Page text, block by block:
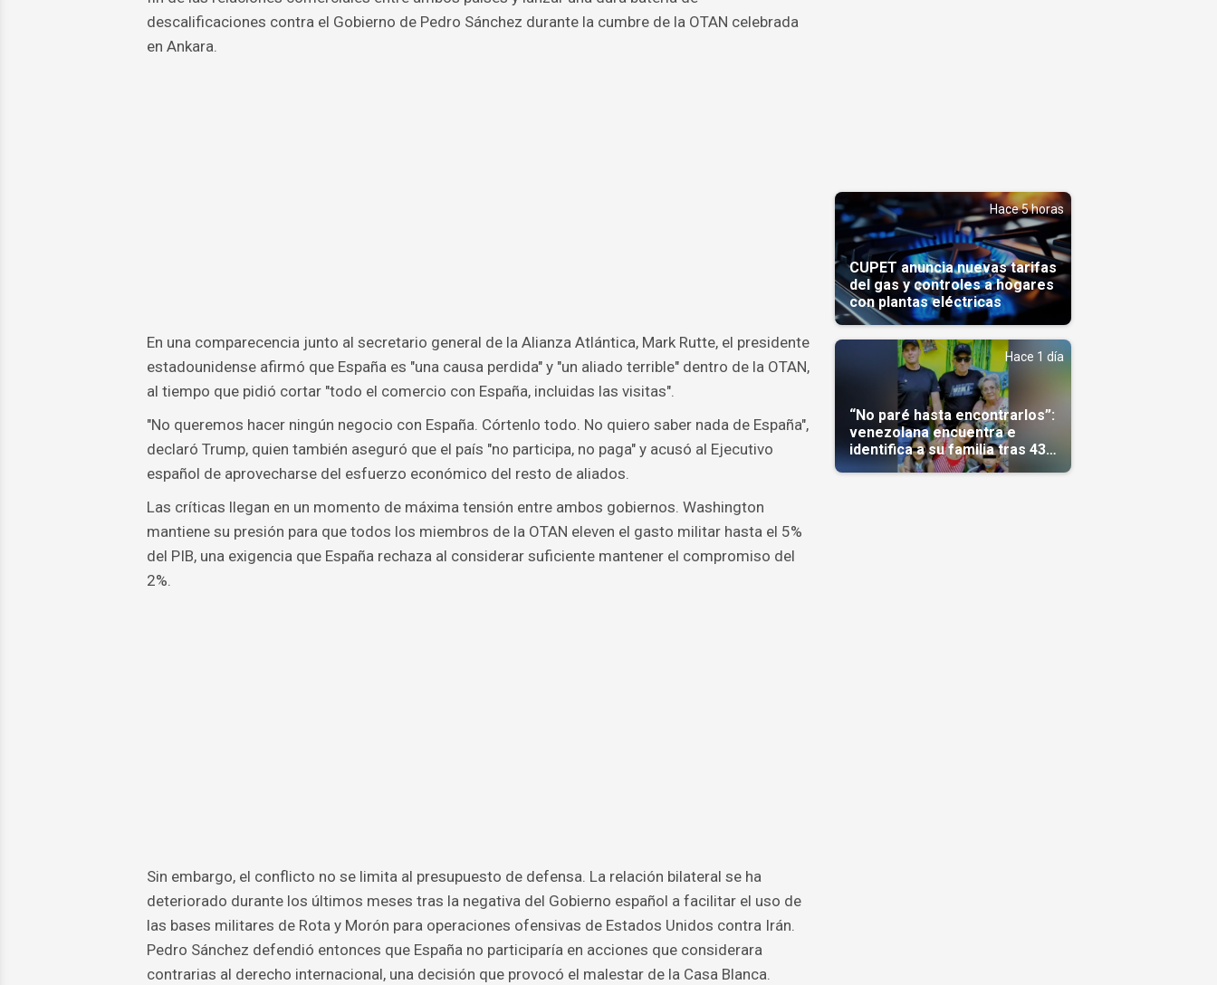
descalificaciones contra el Gobierno de Pedro Sánchez durante la cumbre de la OTAN celebrada
en Ankara.
En una comparecencia junto al secretario general de la Alianza Atlántica, Mark Rutte, el presidente
estadounidense afirmó que España es "una causa perdida" y "un aliado terrible" dentro de la OTAN,
al tiempo que pidió cortar "todo el comercio con España, incluidas las visitas".
"No queremos hacer ningún negocio con España. Córtenlo todo. No quiero saber nada de España",
declaró Trump, quien también aseguró que el país "no participa, no paga" y acusó al Ejecutivo
español de aprovecharse del esfuerzo económico del resto de aliados.
Las críticas llegan en un momento de máxima tensión entre ambos gobiernos. Washington
mantiene su presión para que todos los miembros de la OTAN eleven el gasto militar hasta el 5%
del PIB, una exigencia que España rechaza al considerar suficiente mantener el compromiso del
2%.
Sin embargo, el conflicto no se limita al presupuesto de defensa. La relación bilateral se ha
deteriorado durante los últimos meses tras la negativa del Gobierno español a facilitar el uso de
las bases militares de Rota y Morón para operaciones ofensivas de Estados Unidos contra Irán.
Pedro Sánchez defendió entonces que España no participaría en acciones que considerara
contrarias al derecho internacional, una decisión que provocó el malestar de la Casa Blanca.
Hace 5 horas
CUPET anuncia nuevas tarifas
del gas y controles a hogares
con plantas eléctricas
Hace 1 día
“No paré hasta encontrarlos”:
venezolana encuentra e
identifica a su familia tras 43
días del terremoto